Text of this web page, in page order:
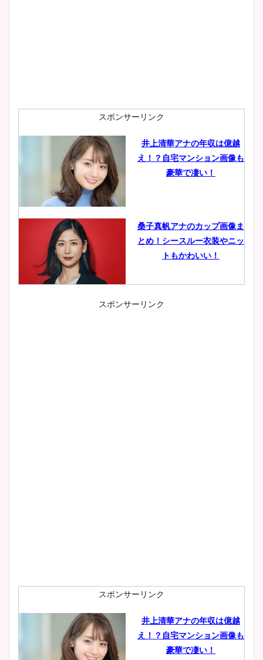
スポンサーリンク
井上清華アナの年収は億越
え！？自宅マンション画像も
豪華で凄い！
桑子真帆アナのカップ画像ま
とめ！シースルー衣装やニッ
トもかわいい！
小室瑛莉子のカップ画像まと
肉も凄い！
鈴木唯の太ってた時の体重が
ヤバすぎww原因や痩せたダ
スポンサーリンク
スポンサーリンク
井上清華アナの年収は億越
え！？自宅マンション画像も
豪華で凄い！